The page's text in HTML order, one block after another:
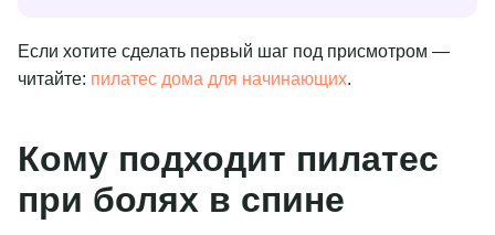
Если хотите сделать первый шаг под присмотром —
читайте: пилатес дома для начинающих.
Кому подходит пилатес
при болях в спине